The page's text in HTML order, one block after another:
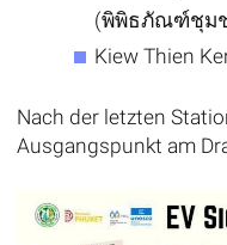
(พิพิธภัณฑ์ชุม
Kiew Thien
Nach der letzten
Ausgangspunkt am